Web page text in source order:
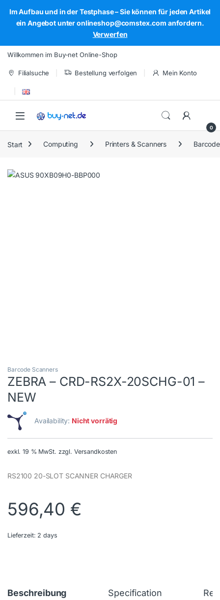
Im Aufbau und in der Testphase – Sie können für jeden Artikel
ein Angebot unter onlineshop@comstex.com anfordern.
Verwerfen
Skip to navigation
Skip to content
Willkommen im Buy-net Online-Shop
Filialsuche Bestellung verfolgen Mein Konto
Open
0
Start Computing Printers & Scanners
Barcode Scanners
ZEBRA – CRD-RS2X-20SCHG-01 –
NEW
Availability: Nicht vorrätig
exkl. 19 % MwSt. zzgl. Versandkosten
RS2100 20-SLOT SCANNER CHARGER
596,40 €
Lieferzeit: 2 days
Beschreibung Specification